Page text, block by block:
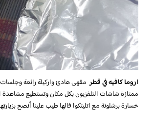
اروما كافيه في قطر مقهى هادئ واركيلة رائعة
ممتازة شاشات التلفزيون بكل مكان وتستطيع مشاهدة
خسارة برشلونة مع اتليتكوا فالها طيب علينا أنصح